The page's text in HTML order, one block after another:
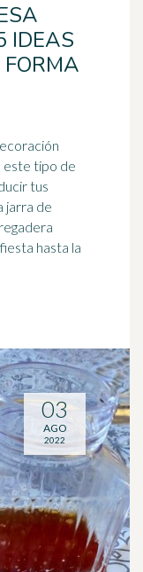
IDEAS
tus
jarra de
03
AGO
2022